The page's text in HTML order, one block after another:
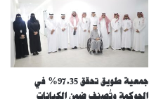
جمعية طويق تحقق 97.35% في
الحوكمة وتُصنف ضمن الكيانات